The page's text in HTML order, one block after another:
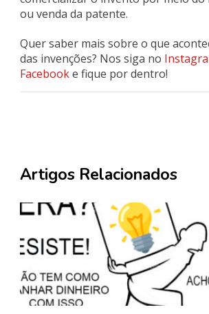
ou venda da patente.
Quer saber mais sobre o que
das invenções? Nos siga no
Facebooke fique por dentro!
Artigos Relacionados